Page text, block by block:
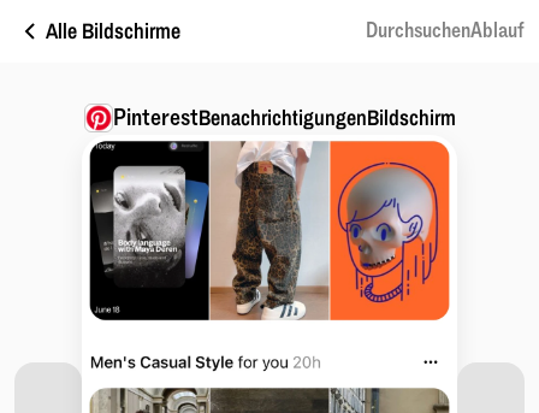
Alle Bildschirme DurchsuchenAblauf
PinterestBenachrichtigungenBildschirm